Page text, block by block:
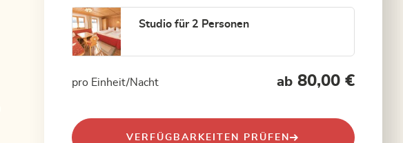
Studio für 2 Personen
pro Einheit/Nacht ab 80,00 €
VERFÜGBARKEITEN PRÜFEN